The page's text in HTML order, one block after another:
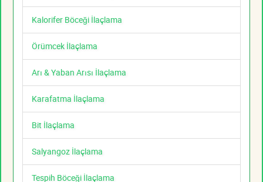
Kalorifer Böceği İlaçlama
Örümcek İlaçlama
Arı & Yaban Arısı İlaçlama
Karafatma İlaçlama
Bit İlaçlama
Salyangoz İlaçlama
Tespih Böceği İlaçlama